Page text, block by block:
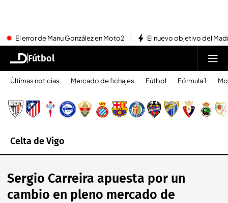
El error de Manu González en Moto2 El nuevo objetivo del
Fútbol
Últimas noticias Mercado de fichajes Fútbol Fórmula 1
Celta de Vigo
Sergio Carreira apuesta por un
cambio en pleno mercado de